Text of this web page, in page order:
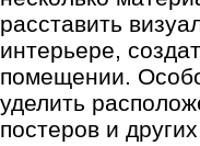
расставить
интерьере,
помещении.
уделить
постеров и